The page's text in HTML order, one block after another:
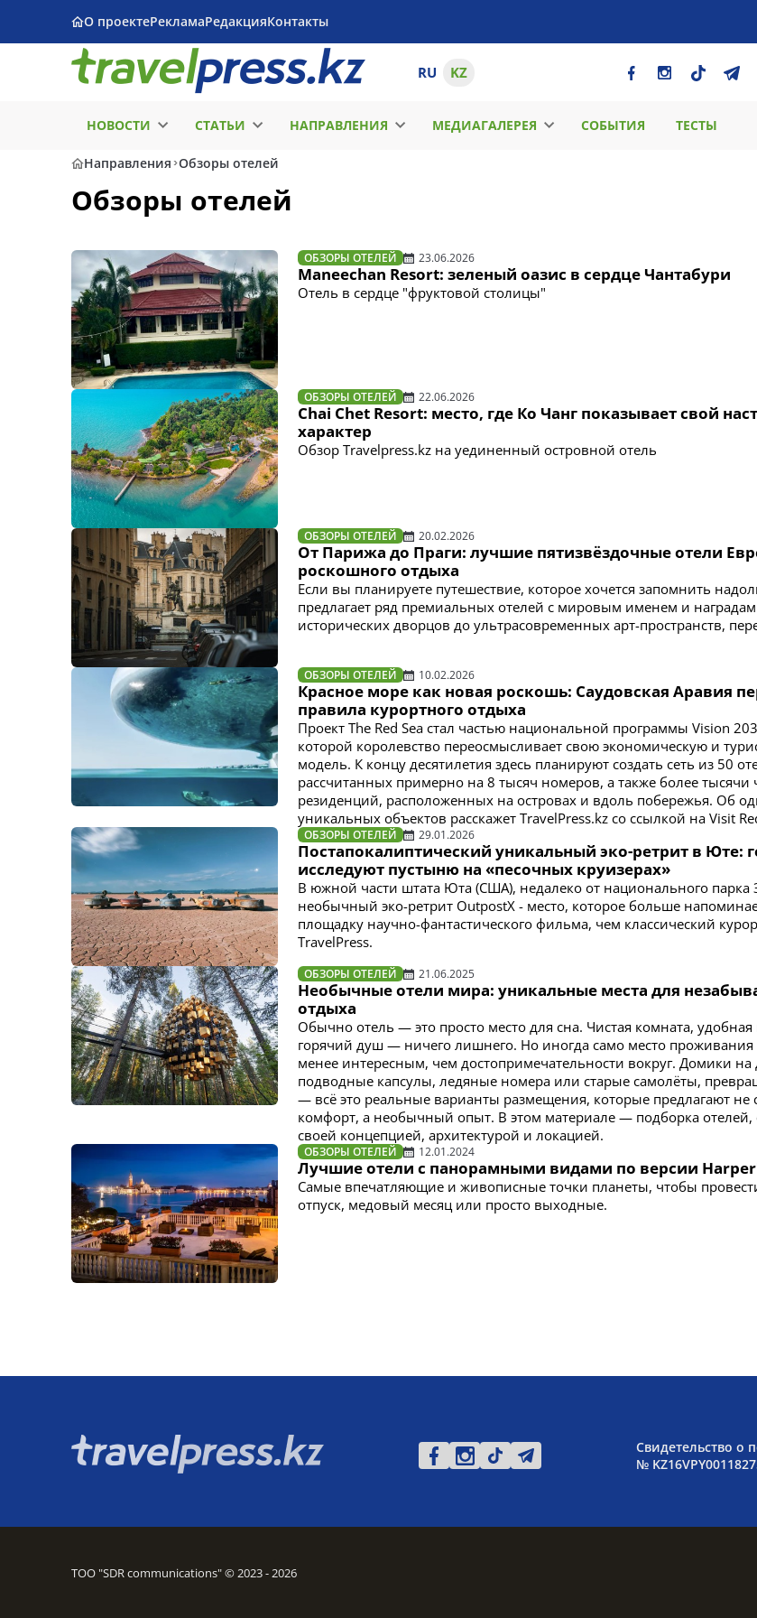
О проектеРекламаРедакцияКонтакты
RU KZ
НОВОСТИ СТАТЬИ НАПРАВЛЕНИЯ МЕДИАГАЛЕРЕЯ СОБЫТИЯ ТЕСТЫ
Направления Обзоры отелей
Обзоры отелей
ОБЗОРЫ ОТЕЛЕЙ 23.06.2026
Maneechan Resort: зеленый оазис в сердце Чантабури
Отель в сердце "фруктовой столицы"
ОБЗОРЫ ОТЕЛЕЙ 22.06.2026
Chai Chet Resort: место, где Ко Чанг показывает свой
характер
Обзор Travelpress.kz на уединенный островной отель
ОБЗОРЫ ОТЕЛЕЙ 20.02.2026
От Парижа до Праги: лучшие пятизвёздочные отели
роскошного отдыха
Если вы планируете путешествие, которое хочется запомнить
предлагает ряд премиальных отелей с мировым именем и
исторических дворцов до ультрасовременных арт-пространств,
ОБЗОРЫ ОТЕЛЕЙ 10.02.2026
Красное море как новая роскошь: Саудовская Аравия
правила курортного отдыха
Проект The Red Sea стал частью национальной программы Vision
которой королевство переосмысливает свою экономическую и
модель. К концу десятилетия здесь планируют создать сеть из 50
рассчитанных примерно на 8 тысяч номеров, а также более тысячи
резиденций, расположенных на островах и вдоль побережья. Об
уникальных объектов расскажет TravelPress.kz со ссылкой на Visit
ОБЗОРЫ ОТЕЛЕЙ 29.01.2026
Постапокалиптический уникальный эко-ретрит в Юте:
исследуют пустыню на «песочных круизерах»
В южной части штата Юта (США), недалеко от национального парка
необычный эко-ретрит OutpostX - место, которое больше
площадку научно-фантастического фильма, чем классический
TravelPress.
ОБЗОРЫ ОТЕЛЕЙ 21.06.2025
Необычные отели мира: уникальные места для
отдыха
Обычно отель — это просто место для сна. Чистая комната, удобная
горячий душ — ничего лишнего. Но иногда само место проживания
менее интересным, чем достопримечательности вокруг. Домики на
подводные капсулы, ледяные номера или старые самолёты,
— всё это реальные варианты размещения, которые предлагают не
комфорт, а необычный опыт. В этом материале — подборка
своей концепцией, архитектурой и локацией.
ОБЗОРЫ ОТЕЛЕЙ 12.01.2024
Лучшие отели с панорамными видами по версии
Самые впечатляющие и живописные точки планеты, чтобы
отпуск, медовый месяц или просто выходные.
Свидетельство о
№
ТОО "SDR communications" © 2023 - 2026